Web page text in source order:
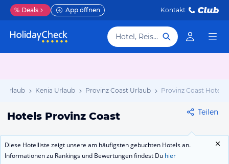
% Deals App öffnen Kontakt
Hotel, Reiseziel
Urlaub Kenia Urlaub Provinz Coast Urlaub Provinz Coast Hotels
Hotels Provinz Coast Teilen
Diese Hotelliste zeigt unsere am häufigsten gebuchten Hotels an.
Informationen zu Rankings und Bewertungen findest Du hier